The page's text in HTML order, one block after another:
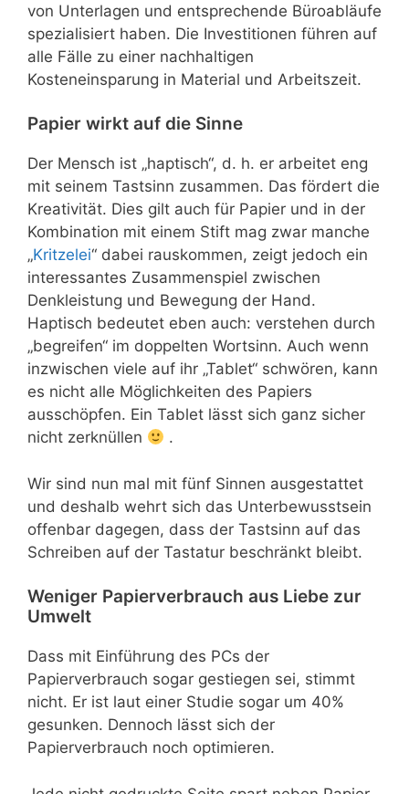
von Unterlagen und entsprechende Büroabläufe
spezialisiert haben. Die Investitionen führen auf
alle Fälle zu einer nachhaltigen
Kosteneinsparung in Material und Arbeitszeit.
Papier wirkt auf die Sinne
Der Mensch ist „haptisch“, d. h. er arbeitet eng
mit seinem Tastsinn zusammen. Das fördert die
Kreativität. Dies gilt auch für Papier und in der
Kombination mit einem Stift mag zwar manche
„Kritzelei“ dabei rauskommen, zeigt jedoch ein
interessantes Zusammenspiel zwischen
Denkleistung und Bewegung der Hand.
Haptisch bedeutet eben auch: verstehen durch
„begreifen“ im doppelten Wortsinn. Auch wenn
inzwischen viele auf ihr „Tablet“ schwören, kann
es nicht alle Möglichkeiten des Papiers
ausschöpfen. Ein Tablet lässt sich ganz sicher
nicht zerknüllen
.
Wir sind nun mal mit fünf Sinnen ausgestattet
und deshalb wehrt sich das Unterbewusstsein
offenbar dagegen, dass der Tastsinn auf das
Schreiben auf der Tastatur beschränkt bleibt.
Weniger Papierverbrauch aus Liebe zur
Umwelt
Dass mit Einführung des PCs der
Papierverbrauch sogar gestiegen sei, stimmt
nicht. Er ist laut einer Studie sogar um 40%
gesunken. Dennoch lässt sich der
Papierverbrauch noch optimieren.